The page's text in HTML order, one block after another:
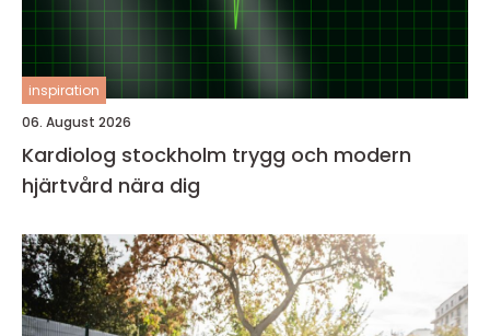
inspiration
06. August 2026
Kardiolog stockholm trygg och modern
hjärtvård nära dig